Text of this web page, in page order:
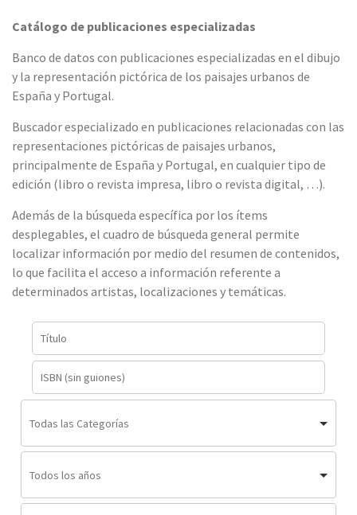
Catálogo de publicaciones especializadas
Banco de datos con publicaciones especializadas en el dibujo
y la representación pictórica de los paisajes urbanos de
España y Portugal.
Buscador especializado en publicaciones relacionadas con las
representaciones pictóricas de paisajes urbanos,
principalmente de España y Portugal, en cualquier tipo de
edición (libro o revista impresa, libro o revista digital, …).
Además de la búsqueda específica por los ítems
desplegables, el cuadro de búsqueda general permite
localizar información por medio del resumen de contenidos,
lo que facilita el acceso a información referente a
determinados artistas, localizaciones y temáticas.